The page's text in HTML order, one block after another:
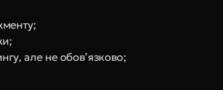
але не обов’язково;